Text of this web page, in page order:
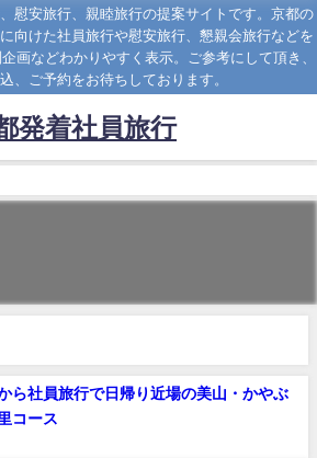
慰安旅行、親睦旅行の提案サイトです。京都の
向けた社員旅行や慰安旅行、懇親会旅行などを
画などわかりやすく表示。ご参考にして頂き、
、ご予約をお待ちしております。
発着社員旅行
ら社員旅行で日帰り近場の美山・かやぶ
コース